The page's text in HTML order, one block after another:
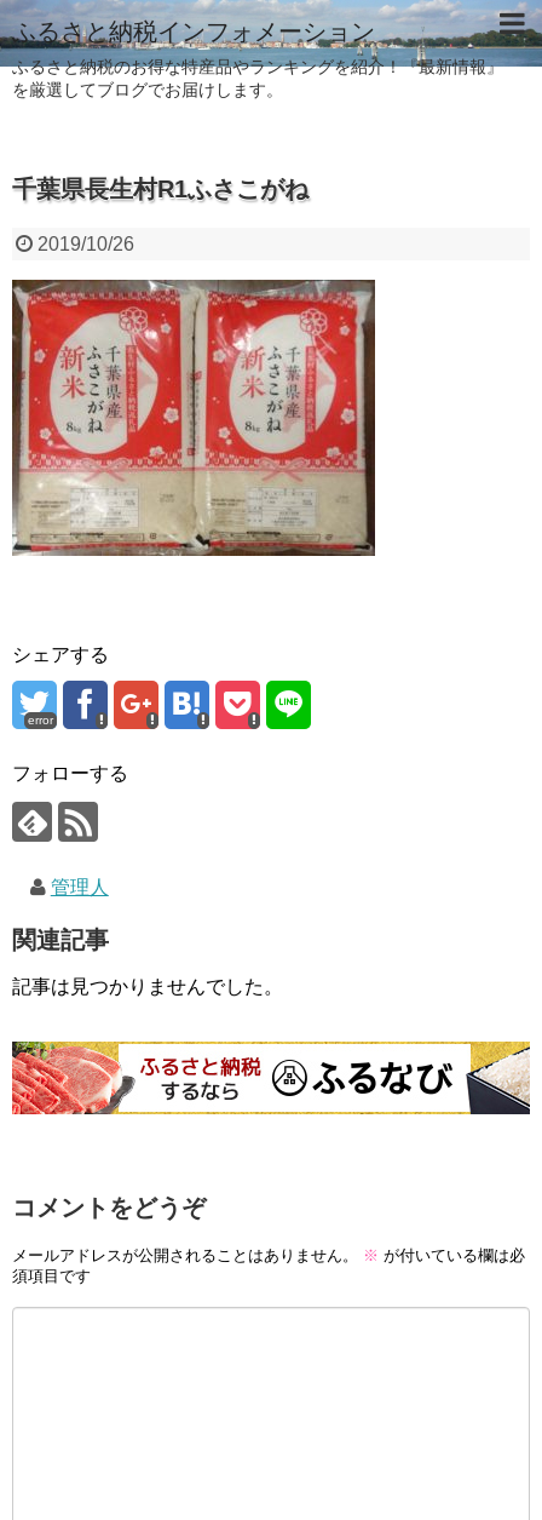
ふるさと納税インフォメーション
ふるさと納税のお得な特産品やランキングを紹介！『最新情報』
を厳選してブログでお届けします。
千葉県長生村R1ふさこがね
2019/10/26
シェアする
error
フォローする
管理人
関連記事
記事は見つかりませんでした。
コメントをどうぞ
メールアドレスが公開されることはありません。 ※ が付いている欄は必
須項目です